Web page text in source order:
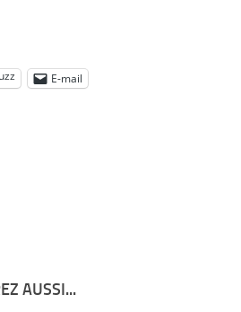
E-mail
AUSSI...